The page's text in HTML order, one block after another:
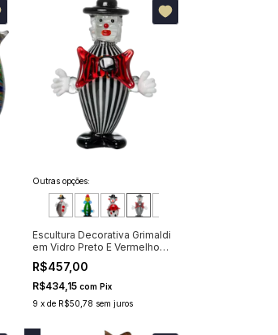
Outras opções:
Escultura Decorativa Grimaldi
em Vidro Preto E Vermelho
16cm
R$457,00
R$434,15 com Pix
9 x de R$50,78 sem juros